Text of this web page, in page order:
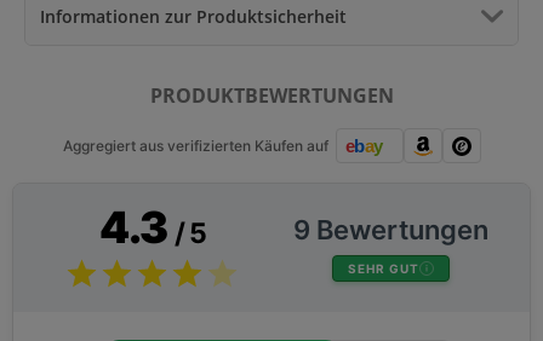
Informationen zur Produktsicherheit
PRODUKTBEWERTUNGEN
Aggregiert aus verifizierten Käufen auf
4.3 / 5 9 Bewertungen
SEHR GUT